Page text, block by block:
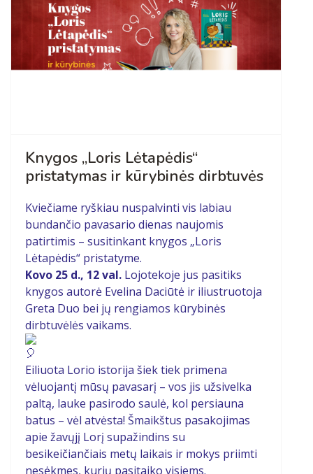
Knygos „Loris Lėtapėdis“
pristatymas ir kūrybinės dirbtuvės
Kviečiame ryškiau nuspalvinti vis labiau
bundančio pavasario dienas naujomis
patirtimis – susitinkant knygos „Loris
Lėtapėdis“ pristatyme.
Kovo 25 d., 12 val. Lojotekoje jus pasitiks
knygos autorė Evelina Daciūtė ir iliustruotoja
Greta Duo bei jų rengiamos kūrybinės
dirbtuvėlės vaikams.
Eiliuota Lorio istorija šiek tiek primena
vėluojantį mūsų pavasarį – vos jis užsivelka
paltą, lauke pasirodo saulė, kol persiauna
batus – vėl atvėsta! Šmaikštus pasakojimas
apie žavųjį Lorį supažindins su
besikeičiančiais metų laikais ir mokys priimti
nesėkmes, kurių pasitaiko visiems.